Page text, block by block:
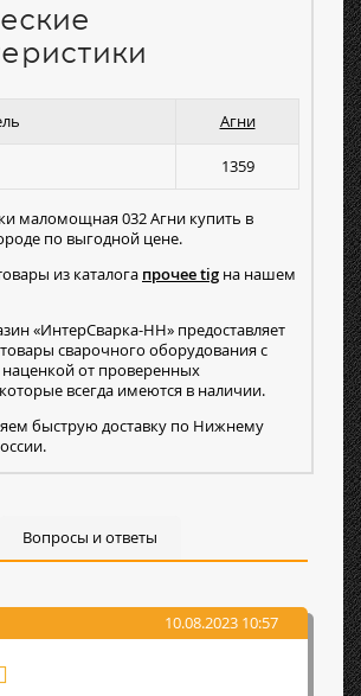
Агни
1359
маломощная 032 Агни купить в
по выгодной цене.
из каталога прочее tig на нашем
«ИнтерСварка-НН» предоставляет
сварочного оборудования с
от проверенных
всегда имеются в наличии.
быструю доставку по Нижнему
Вопросы и ответы
10.08.2023 10:57